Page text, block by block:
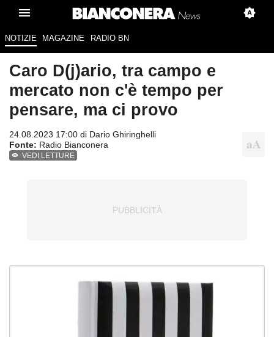
NOTIZIE MAGAZINE RADIO BN
Caro D(j)ario, tra campo e
mercato non c'è tempo per
pensare, ma ci provo
24.08.2023 17:00 di Dario Ghiringhelli
Fonte: Radio Bianconera
VEDI LETTURE